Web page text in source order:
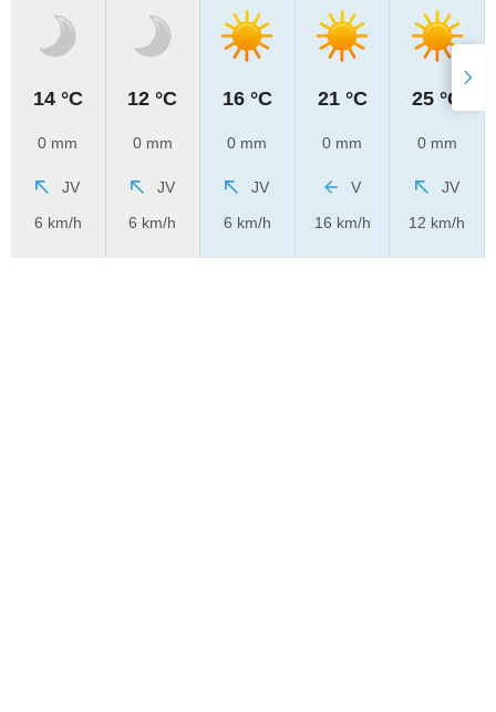
14 °C
0 mm
JV
6 km/h
12 °C
0 mm
JV
6 km/h
16 °C
0 mm
JV
6 km/h
21 °C
0 mm
V
16 km/h
25 °C
0 mm
JV
12 km/h